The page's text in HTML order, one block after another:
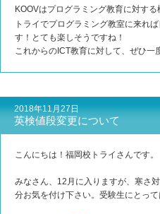
KOOVはプログラミング教育に対す
トライでプログラミング教室に来れ
す！とても楽しそうですね！
これからのICT教育に対して、ぜひ
2018年11月27日
英検値段変更について
こんにちは！福岡校トライさんです。
みなさん、12月に入りますが、寒さ
分お気を付け下さい。受験生にとっ